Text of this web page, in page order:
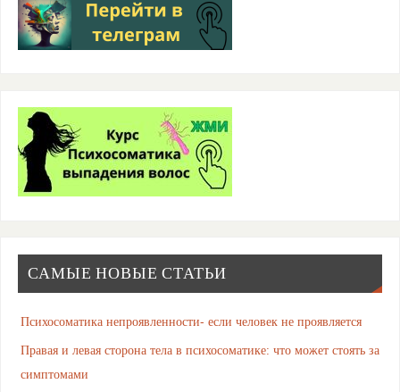
САМЫЕ НОВЫЕ СТАТЬИ
Психосоматика непроявленности- если человек не проявляется
Правая и левая сторона тела в психосоматике: что может стоять за
симптомами